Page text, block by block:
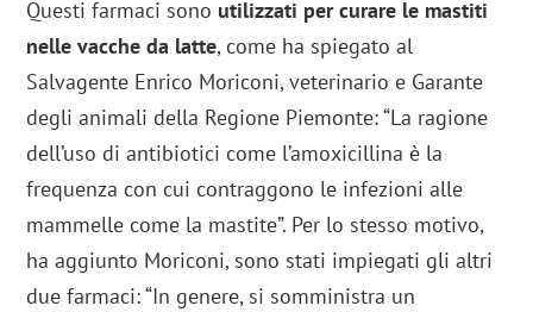
Questi farmaci sono utilizzati per curare le mastiti
nelle vacche da latte, come ha spiegato al
Salvagente Enrico Moriconi, veterinario e Garante
degli animali della Regione Piemonte: “La ragione
dell’uso di antibiotici come l’amoxicillina è la
frequenza con cui contraggono le infezioni alle
mammelle come la mastite”. Per lo stesso motivo,
ha aggiunto Moriconi, sono stati impiegati gli altri
due farmaci: “In genere, si somministra un